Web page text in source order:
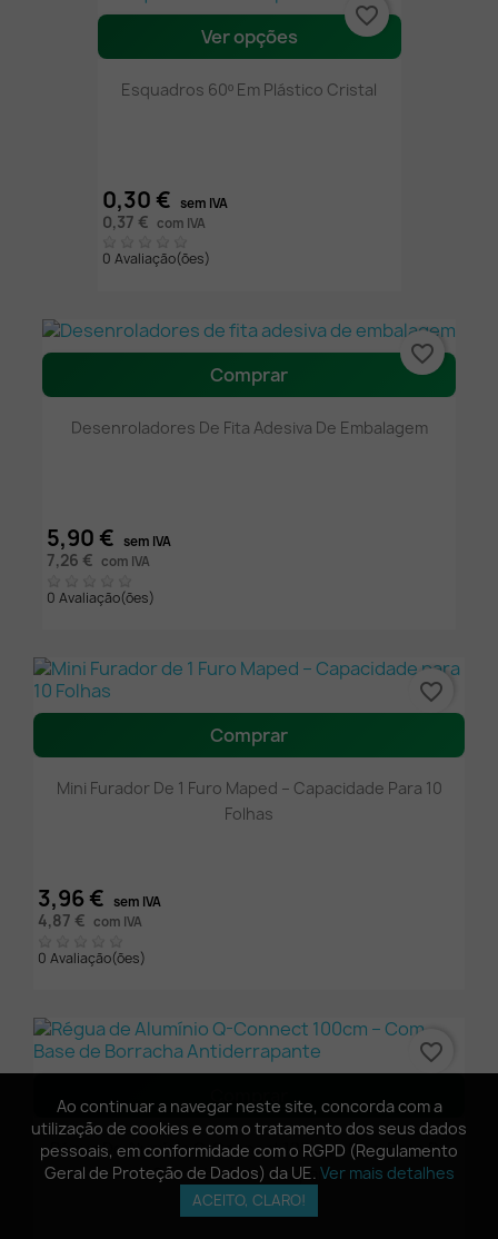
Ao continuar a navegar neste site, concorda com a
utilização de cookies e com o tratamento dos seus dados
pessoais, em conformidade com o RGPD (Regulamento
Geral de Proteção de Dados) da UE. Ver mais detalhes
ACEITO, CLARO!
Ver opções
Esquadros 60º Em Plástico Cristal
0,30 € sem IVA
0,37 € com IVA
0 Avaliação(ões)
favorite_border
Comprar
Desenroladores De Fita Adesiva De Embalagem
5,90 € sem IVA
7,26 € com IVA
0 Avaliação(ões)
favorite_border
Comprar
Mini Furador De 1 Furo Maped – Capacidade Para 10
Folhas
3,96 € sem IVA
4,87 € com IVA
0 Avaliação(ões)
favorite_border
Comprar
Régua De Alumínio Q-Connect 100cm – Com Base De
Borracha Antiderrapante
favorite_border
Ao continuar a navegar neste site, concorda com a
utilização de cookies e com o tratamento dos seus dados
pessoais, em conformidade com o RGPD (Regulamento
Geral de Proteção de Dados) da UE. Ver mais detalhes
ACEITO, CLARO!